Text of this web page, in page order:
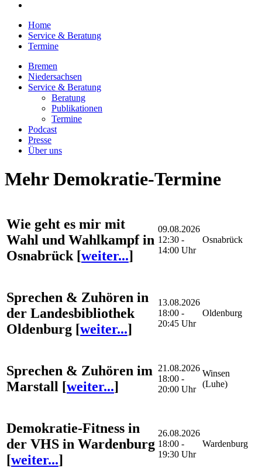
Home
Service & Beratung
Termine
Bremen
Niedersachsen
Service & Beratung
Beratung
Publikationen
Termine
Podcast
Presse
Über uns
Mehr Demokratie-Termine
Wie geht es mir mit
Wahl und Wahlkampf in
Osnabrück [weiter...]
09.08.2026
12:30 -
14:00 Uhr
Osnabrück
Sprechen & Zuhören in
der Landesbibliothek
Oldenburg [weiter...]
13.08.2026
18:00 -
20:45 Uhr
Oldenburg
Sprechen & Zuhören im
Marstall [weiter...]
21.08.2026
18:00 -
20:00 Uhr
Winsen
(Luhe)
Demokratie-Fitness in
der VHS in Wardenburg
[weiter...]
26.08.2026
18:00 -
19:30 Uhr
Wardenburg